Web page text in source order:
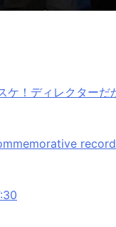
ケ！ディレクターだ